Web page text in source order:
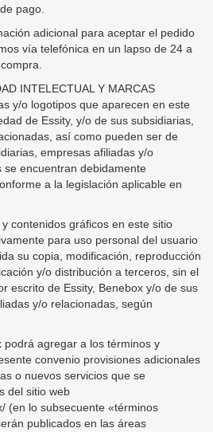
pago.
adicional para aceptar el pedido
vía telefónica en un lapso de 24 a
INTELECTUAL Y MARCAS
y/o logotipos que aparecen en este
de Essity, y/o de sus subsidiarias,
así como pueden ser de
empresas afiliadas y/o
se encuentran debidamente
a la legislación aplicable en
contenidos gráficos en este sitio
para uso personal del usuario
su copia, modificación, reproducción
y/o distribución a terceros, sin el
escrito de Essity, Benebox y/o de sus
y/o relacionadas, según
podrá agregar a los términos y
convenio provisiones adicionales
o nuevos servicios que se
del sitio web
(en lo subsecuente «términos
publicados en las áreas